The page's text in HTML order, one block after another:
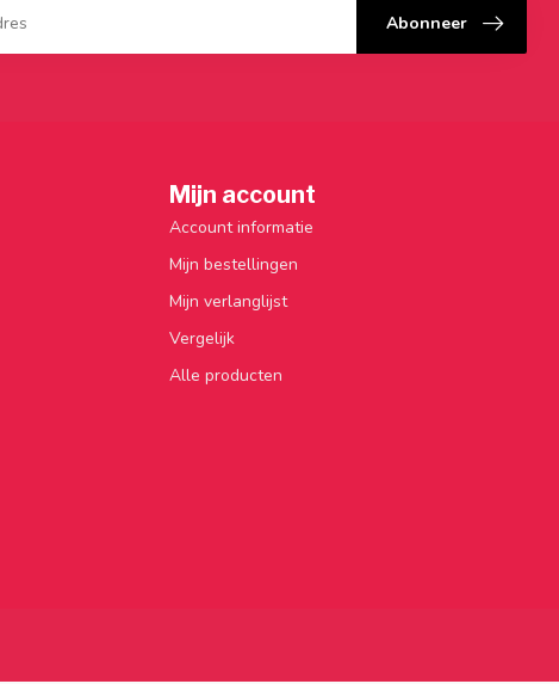
Abonneer
Mijn account
Account informatie
Mijn bestellingen
Mijn verlanglijst
Vergelijk
Alle producten